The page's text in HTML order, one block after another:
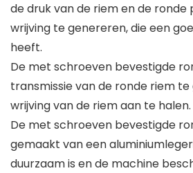
de druk van de riem en de ronde
wrijving te genereren, die een
heeft.
De met schroeven bevestigde
transmissie van de ronde riem
wrijving van de riem aan te halen.
De met schroeven bevestigde
gemaakt van een
duurzaam is en de machine